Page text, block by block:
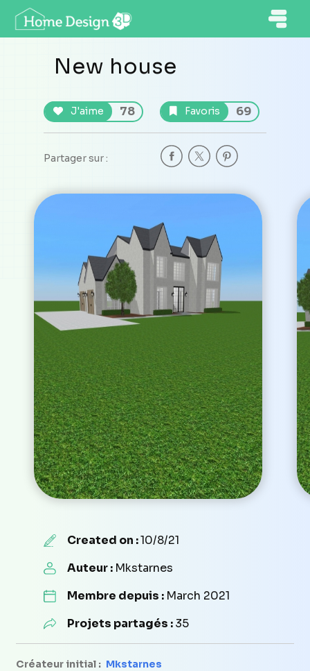
New house
J'aime 78 Favoris 69
Partager sur :
Created on :10/8/21
Auteur : Mkstarnes
Membre depuis : March 2021
Projets partagés :35
Créateur initial : Mkstarnes